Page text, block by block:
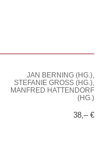
JAN BERNING (HG.),
STEFANIE GROSS (HG.), M
ANFRED HATTENDORF (
HG.)
38,– €